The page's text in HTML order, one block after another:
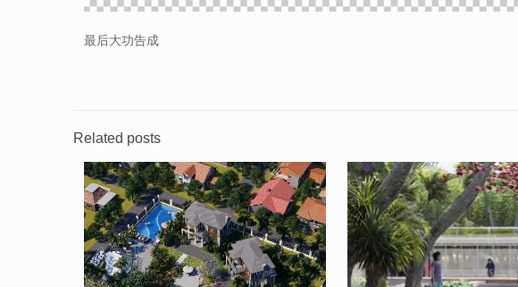
最后大功告成
Related posts